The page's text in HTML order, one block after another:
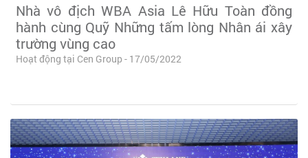
Nhà vô địch WBA Asia Lê Hữu Toàn đồng
hành cùng Quỹ Những tấm lòng Nhân ái xây
trường vùng cao
Hoạt động tại Cen Group - 17/05/2022